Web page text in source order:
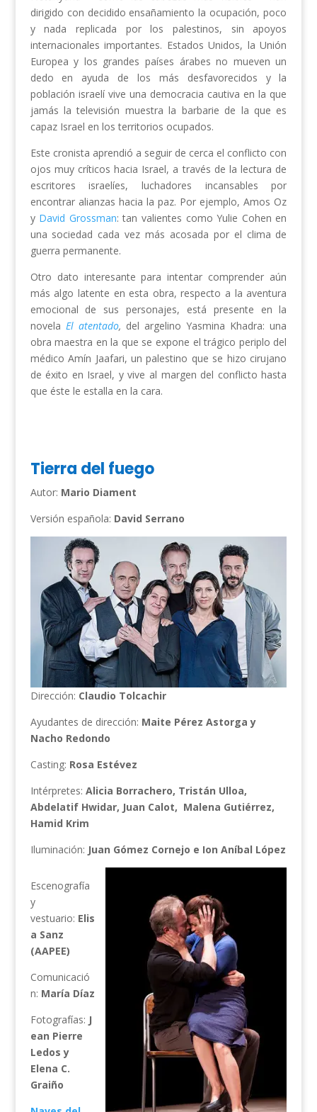
dirigido con decidido ensañamiento la ocupación, poco
y nada replicada por los palestinos, sin apoyos
internacionales importantes. Estados Unidos, la Unión
Europea y los grandes países árabes no mueven un
dedo en ayuda de los más desfavorecidos y la
población israelí vive una democracia cautiva en la que
jamás la televisión muestra la barbarie de la que es
capaz Israel en los territorios ocupados.
Este cronista aprendió a seguir de cerca el conflicto con
ojos muy críticos hacia Israel, a través de la lectura de
escritores israelíes, luchadores incansables por
encontrar alianzas hacia la paz. Por ejemplo, Amos Oz
y David Grossman: tan valientes como Yulie Cohen en
una sociedad cada vez más acosada por el clima de
guerra permanente.
Otro dato interesante para intentar comprender aún
más algo latente en esta obra, respecto a la aventura
emocional de sus personajes, está presente en la
novela El atentado, del argelino Yasmina Khadra: una
obra maestra en la que se expone el trágico periplo del
médico Amín Jaafari, un palestino que se hizo cirujano
de éxito en Israel, y vive al margen del conflicto hasta
que éste le estalla en la cara.
Tierra del fuego
Autor: Mario Diament
Versión española: David Serrano
Dirección: Claudio Tolcachir
Ayudantes de dirección: Maite Pérez Astorga y
Nacho Redondo
Casting: Rosa Estévez
Intérpretes: Alicia Borrachero, Tristán Ulloa,
Abdelatif Hwidar, Juan Calot, Malena Gutiérrez,
Hamid Krim
Iluminación: Juan Gómez Cornejo e Ion Aníbal López
Escenografía
y
vestuario: Elis
a Sanz
(AAPEE)
Comunicació
n: María Díaz
Fotografías: J
ean Pierre
Ledos y
Elena C.
Graiño